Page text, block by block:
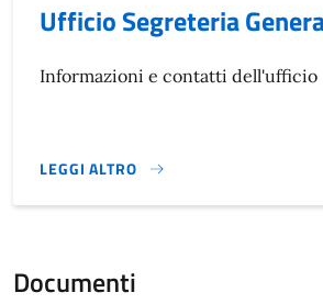
Ufficio Segreteria
Informazioni e contatti dell'ufficio
LEGGI ALTRO
}
Documenti